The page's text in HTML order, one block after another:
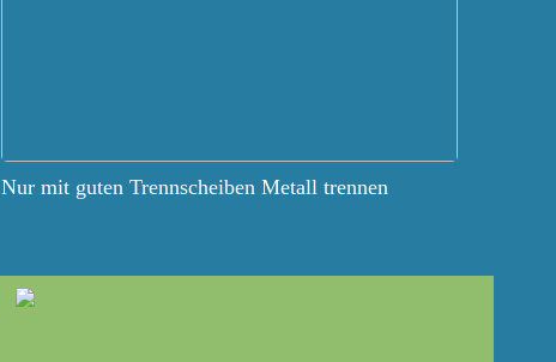
Nur mit guten Trennscheiben Metall trennen